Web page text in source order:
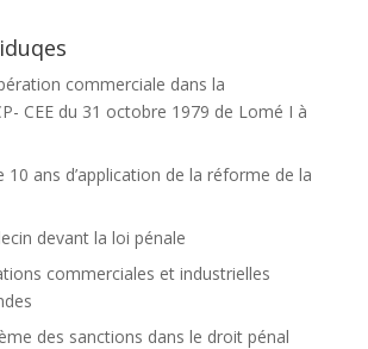
commerciale dans la
CEE du 31 octobre 1979 de Lomé I à
10 ans d’application de la réforme de la
devant la loi pénale
commerciales et industrielles
des sanctions dans le droit pénal